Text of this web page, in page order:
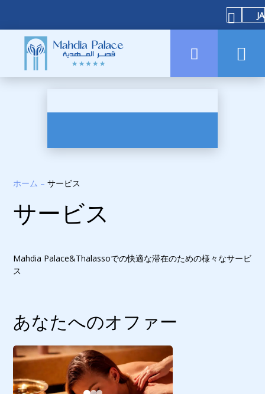
JA
ホーム –サービス
サービス
Mahdia Palace&Thalassoでの快適な滞在のための様々なサービ
ス
あなたへのオファー